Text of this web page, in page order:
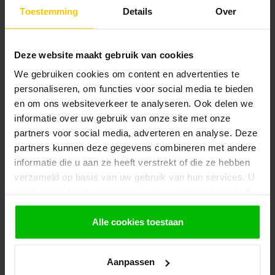
Toestemming Details Over
Deze website maakt gebruik van cookies
We gebruiken cookies om content en advertenties te
personaliseren, om functies voor social media te bieden
en om ons websiteverkeer te analyseren. Ook delen we
informatie over uw gebruik van onze site met onze
partners voor social media, adverteren en analyse. Deze
partners kunnen deze gegevens combineren met andere
informatie die u aan ze heeft verstrekt of die ze hebben
verzameld op basis van uw gebruik van hun services. U
gebruiken.
Alle cookies toestaan
Aanpassen
Klantenservice
Heb je een vraag? Stel je vraag via onze chat,
bekijk onzeveelgestelde vragenof neem
graag verder met het samenstellen van uw
bestelling.
Afhalen en zeker weten dan uw
producten aanwezig zijn?:
1.Voeg alle gewenste producten toe in de
winkelwagen.
2.Ga naar de “Mijn Winkelwagen” pagina.
3. Rond de bestelling af waarbij je kiest voor
opmerkingen veld de gewenste afhaaldatum.
Let op!
Je krijgt van ons bericht wanneer jouw
leggen bestellingen klaar en bestellen